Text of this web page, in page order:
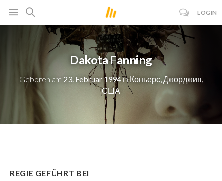
LOGIN
Dakota Fanning
Geboren am 23. Februar 1994inКоньерс, Джорджия,
США
REGIE GEFÜHRT BEI